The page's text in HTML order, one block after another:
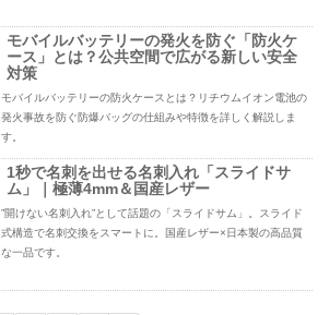
モバイルバッテリーの発火を防ぐ「防火ケ
ース」とは？公共空間で広がる新しい安全
対策
モバイルバッテリーの防火ケースとは？リチウムイオン電池の
発火事故を防ぐ防爆バッグの仕組みや特徴を詳しく解説しま
す。
1秒で名刺を出せる名刺入れ「スライドサ
ム」｜極薄4mm＆国産レザー
”開けない名刺入れ”として話題の「スライドサム」。スライド
式構造で名刺交換をスマートに。国産レザー×日本製の高品質
な一品です。